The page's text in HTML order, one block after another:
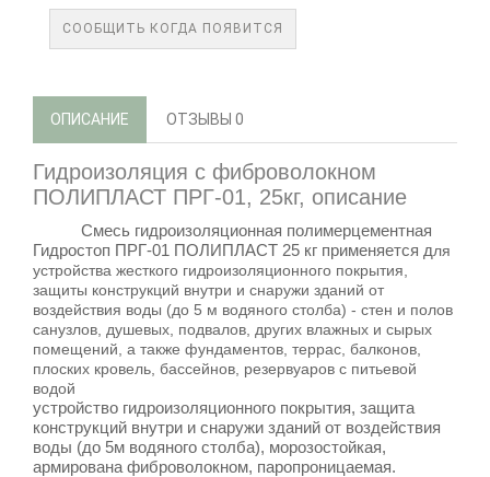
СООБЩИТЬ КОГДА ПОЯВИТСЯ
ОПИСАНИЕ ОТЗЫВЫ 0
Гидроизоляция с фиброволокном
ПОЛИПЛАСТ ПРГ-01, 25кг, описание
Смесь гидроизоляционная полимерцементная
Гидростоп ПРГ-01 ПОЛИПЛАСТ 25 кг применяется для
устройства жесткого гидроизоляционного покрытия,
защиты конструкций внутри и снаружи зданий от
воздействия воды (до 5 м водяного столба) - стен и полов
санузлов, душевых, подвалов, других влажных и сырых
помещений, а также фундаментов, террас, балконов,
плоских кровель, бассейнов, резервуаров с питьевой
водой
устройство гидроизоляционного покрытия, защита
конструкций внутри и снаружи зданий от воздействия
воды (до 5м водяного столба), морозостойкая,
армирована фиброволокном, паропроницаемая.